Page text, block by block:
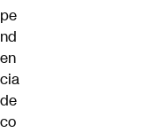
pe
nd
en
cia
de
co